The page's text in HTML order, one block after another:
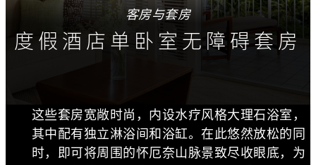
客房与套房
度假酒店单卧室无障碍套房
这些套房宽敞时尚，内设水疗风格大理石浴室，
其中配有独立淋浴间和浴缸。在此悠然放松的同
时，即可将周围的怀厄奈山脉景致尽收眼底，为